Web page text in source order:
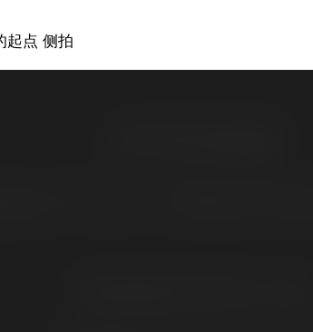
起点 侧拍